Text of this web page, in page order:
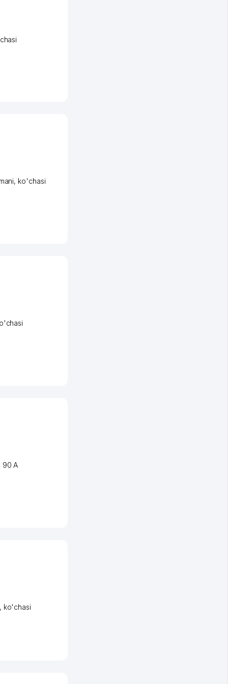
, ko'chasi
90 A
ko'chasi